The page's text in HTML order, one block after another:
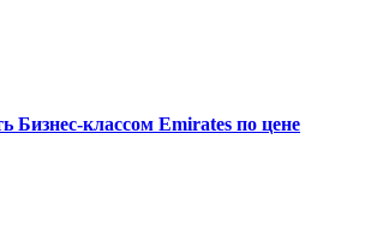
Бизнес-классом Emirates по цене